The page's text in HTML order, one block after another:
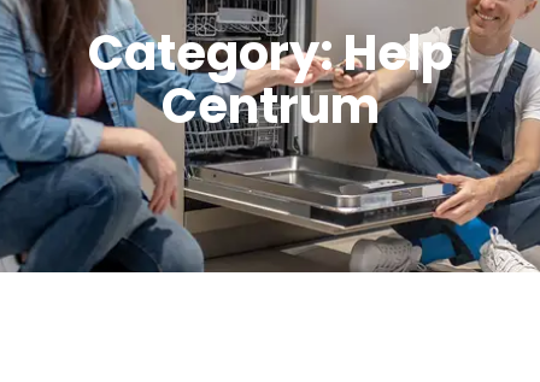
Category: Help
Centrum